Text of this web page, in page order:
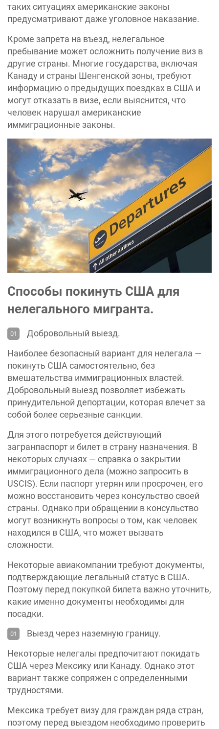
таких ситуациях американские законы
предусматривают даже уголовное наказание.
Кроме запрета на въезд, нелегальное
пребывание может осложнить получение виз в
другие страны. Многие государства, включая
Канаду и страны Шенгенской зоны, требуют
информацию о предыдущих поездках в США и
могут отказать в визе, если выяснится, что
человек нарушал американские
иммиграционные законы.
Способы покинуть США для
нелегального мигранта.
Добровольный выезд.
Наиболее безопасный вариант для нелегала —
покинуть США самостоятельно, без
вмешательства иммиграционных властей.
Добровольный выезд позволяет избежать
принудительной депортации, которая влечет за
собой более серьезные санкции.
Для этого потребуется действующий
загранпаспорт и билет в страну назначения. В
некоторых случаях — справка о закрытии
иммиграционного дела (можно запросить в
USCIS). Если паспорт утерян или просрочен, его
можно восстановить через консульство своей
страны. Однако при обращении в консульство
могут возникнуть вопросы о том, как человек
находился в США, что может вызвать
сложности.
Некоторые авиакомпании требуют документы,
подтверждающие легальный статус в США.
Поэтому перед покупкой билета важно уточнить,
какие именно документы необходимы для
посадки.
Выезд через наземную границу.
Некоторые нелегалы предпочитают покидать
США через Мексику или Канаду. Однако этот
вариант также сопряжен с определенными
трудностями.
Мексика требует визу для граждан ряда стран,
поэтому перед выездом необходимо проверить